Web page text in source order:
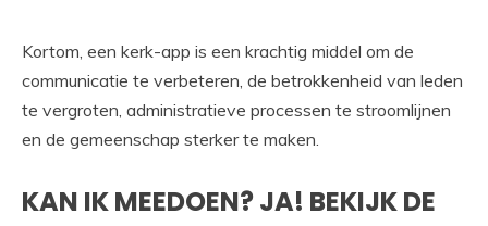
Kortom, een kerk-app is een krachtig middel om de
communicatie te verbeteren, de betrokkenheid van leden
te vergroten, administratieve processen te stroomlijnen
en de gemeenschap sterker te maken.
KAN IK MEEDOEN? JA! BEKIJK DE